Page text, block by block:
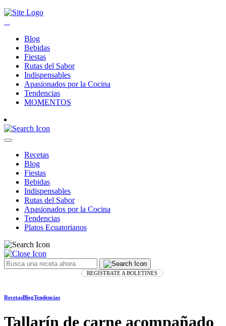
Blog
Bebidas
Fiestas
Rutas del Sabor
Indispensables
Apasionados por la Cocina
Tendencias
MOMENTOS
Recetas
Blog
Fiestas
Bebidas
Indispensables
Rutas del Sabor
Apasionados por la Cocina
Tendencias
Platos Ecuatorianos
REGÍSTRATE A BOLETINES
RecetasBlogTendencias
Tallarín de carne acompañado